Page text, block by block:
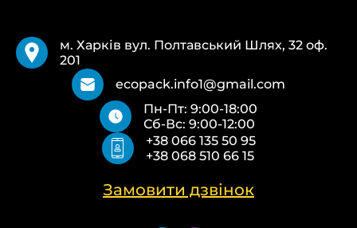
Замовити дзвінок
Pantone
Повернення та обмін
Про нас
Політика конфіденційності
Кур’єрські пакети
Паперові пакети Бурі
Пакети Zip-Lock (Слайдер) з логотипом
Пакети банан ПВХ
Скотч з логотипом
Пакувальні пакети ПВТ, ПНТ
Еко сумки об’ємні
Еко сумки “Майка”
Еко сумки “Банан”
м. Харків вул. Полтавський Шлях, 32 оф.
201
ecopack.info1@gmail.com
Пн-Пт: 9:00-18:00
Сб-Вс: 9:00-12:00
+38 066 135 50 95
+38 068 510 66 15